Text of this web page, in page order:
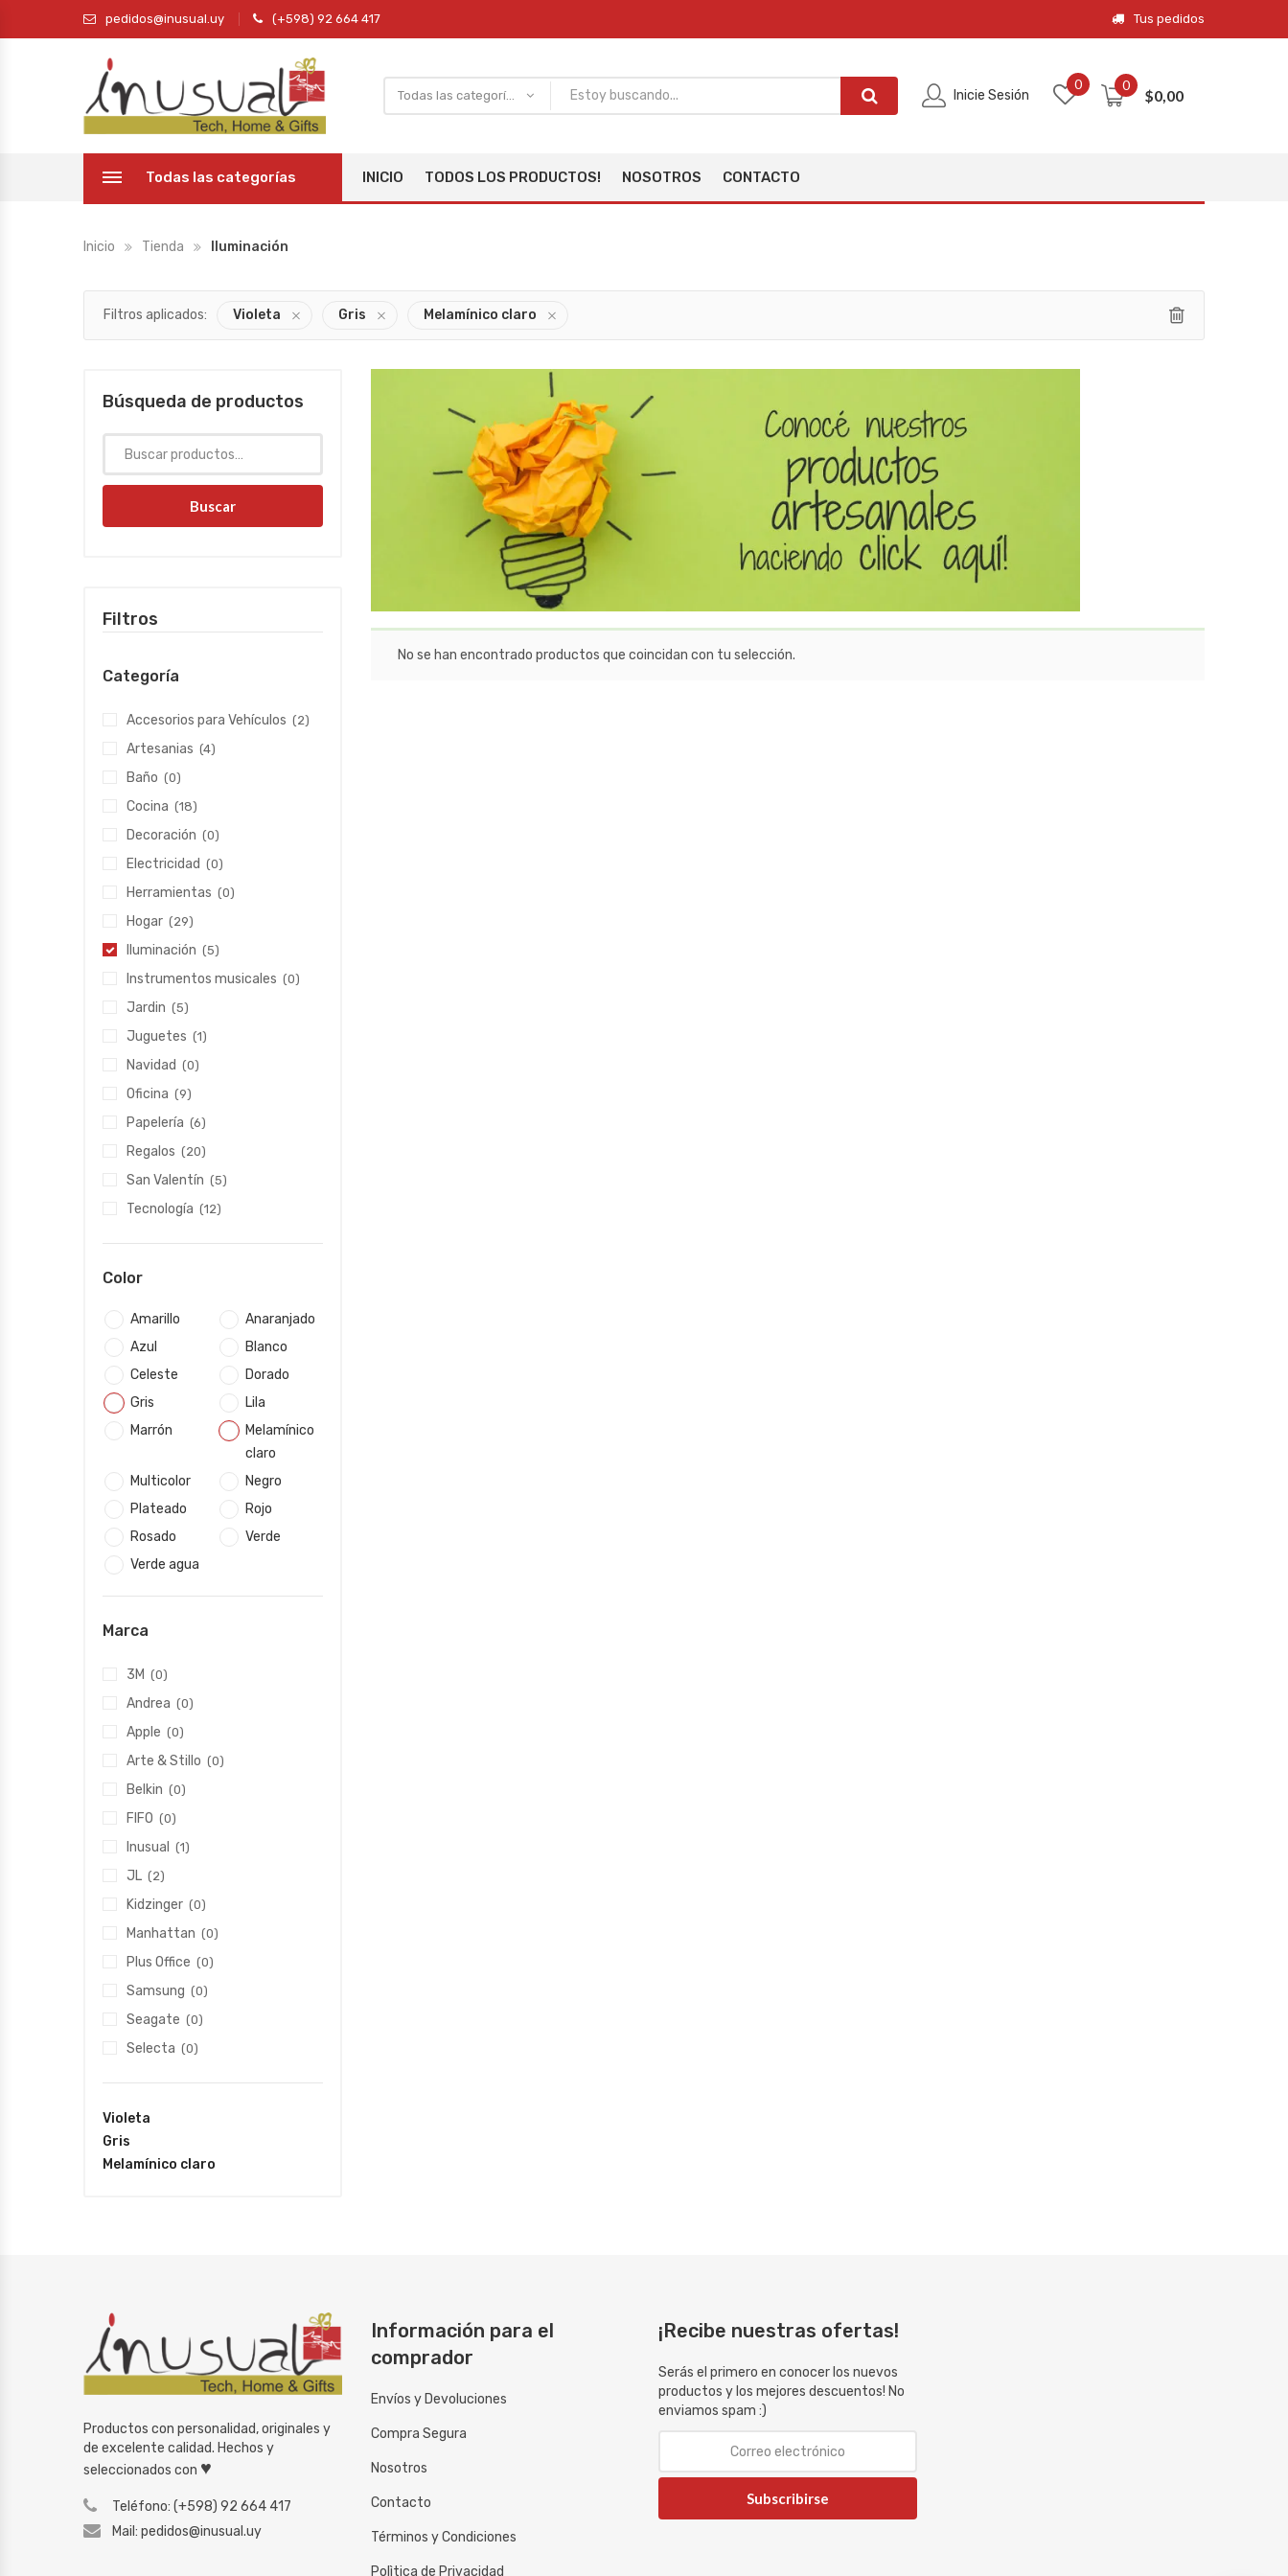
pedidos@inusual.uy (+598) 92 664 417 Tus pedidos
Inicie Sesión
0 0
$0,00
Todas las categorías INICIO TODOS LOS PRODUCTOS! NOSOTROS CONTACTO
Inicio Tienda Iluminación
Filtros aplicados: Violeta Gris Melamínico claro
No se han encontrado productos que coincidan con tu selección.
Búsqueda de productos
Buscar
Filtros
Categoría
Accesorios para Vehículos (2)
Artesanias (4)
Baño (0)
Cocina (18)
Decoración (0)
Electricidad (0)
Herramientas (0)
Hogar (29)
Iluminación (5)
Instrumentos musicales (0)
Jardin (5)
Juguetes (1)
Navidad (0)
Oficina (9)
Papelería (6)
Regalos (20)
San Valentín (5)
Tecnología (12)
Color
Amarillo
Anaranjado
Azul
Blanco
Celeste
Dorado
Gris
Lila
Marrón
Melamínico
claro
Multicolor
Negro
Plateado
Rojo
Rosado
Verde
Verde agua
Marca
3M (0)
Andrea (0)
Apple (0)
Arte & Stillo (0)
Belkin (0)
FIFO (0)
Inusual (1)
JL (2)
Kidzinger (0)
Manhattan (0)
Plus Office (0)
Samsung (0)
Seagate (0)
Selecta (0)
Violeta
Gris
Melamínico claro
Productos con personalidad, originales y
de excelente calidad. Hechos y
seleccionados con ♥
Teléfono: (+598) 92 664 417
Mail: pedidos@inusual.uy
Información para el
comprador
Envíos y Devoluciones
Compra Segura
Nosotros
Contacto
Términos y Condiciones
Polìtica de Privacidad
¡Recibe nuestras ofertas!
Serás el primero en conocer los nuevos
productos y los mejores descuentos! No
enviamos spam :)
Subscribirse